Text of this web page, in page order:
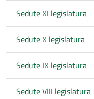
Sedute XI legislatura
Sedute X legislatura
Sedute IX legislatura
Sedute VIII legislatura